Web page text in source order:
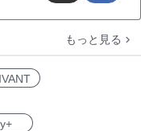
もっと見る